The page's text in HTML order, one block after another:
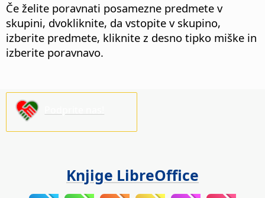
Če želite poravnati posamezne predmete v
skupini, dvokliknite, da vstopite v skupino,
izberite predmete, kliknite z desno tipko miške in
izberite poravnavo.
Knjige LibreOffice